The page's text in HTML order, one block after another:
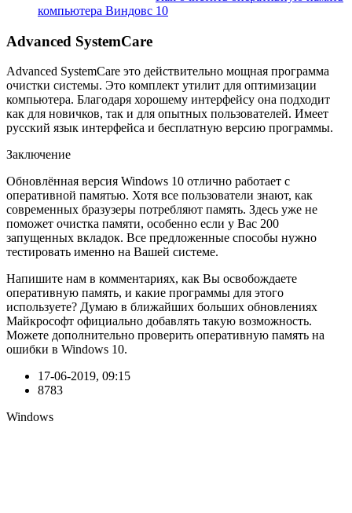
компьютера Виндовс 10
Advanced SystemCare
Advanced SystemCare это действительно мощная программа
очистки системы. Это комплект утилит для оптимизации
компьютера. Благодаря хорошему интерфейсу она подходит
как для новичков, так и для опытных пользователей. Имеет
русский язык интерфейса и бесплатную версию программы.
Заключение
Обновлённая версия Windows 10 отлично работает с
оперативной памятью. Хотя все пользователи знают, как
современных бразузеры потребляют память. Здесь уже не
поможет очистка памяти, особенно если у Вас 200
запущенных вкладок. Все предложенные способы нужно
тестировать именно на Вашей системе.
Напишите нам в комментариях, как Вы освобождаете
оперативную память, и какие программы для этого
используете? Думаю в ближайших больших обновлениях
Майкрософт официально добавлять такую возможность.
Можете дополнительно проверить оперативную память на
ошибки в Windows 10.
17-06-2019, 09:15
8783
Windows